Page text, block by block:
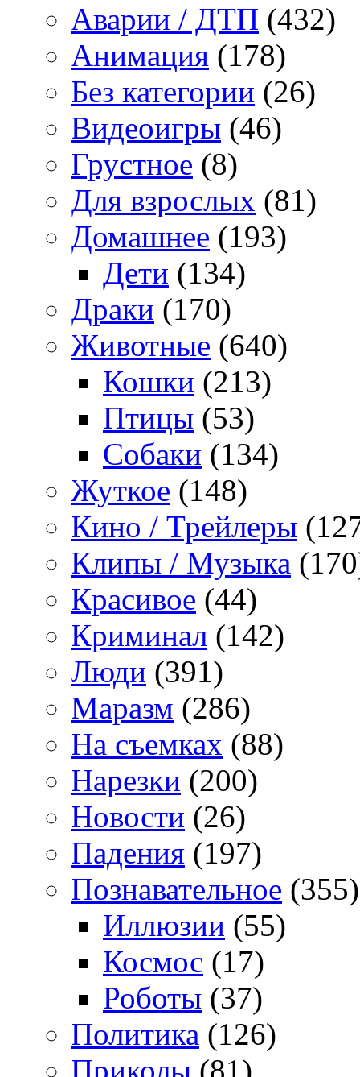
Аварии / ДТП (432)
Анимация (178)
Без категории (26)
Видеоигры (46)
Грустное (8)
Для взрослых (81)
Домашнее (193)
Дети (134)
Драки (170)
Животные (640)
Кошки (213)
Птицы (53)
Собаки (134)
Жуткое (148)
Кино / Трейлеры
Клипы / Музыка
Красивое (44)
Криминал (142)
Люди (391)
Маразм (286)
На съемках (88)
Нарезки (200)
Новости (26)
Падения (197)
Познавательное (355)
Иллюзии (55)
Космос (17)
Роботы (37)
Политика (126)
Приколы (81)